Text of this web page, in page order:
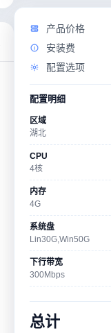
产品价格
安装费
配置选项
配置明细
区域
湖北
CPU
4核
内存
4G
系统盘
Lin30G,Win50G
下行带宽
300Mbps
总计